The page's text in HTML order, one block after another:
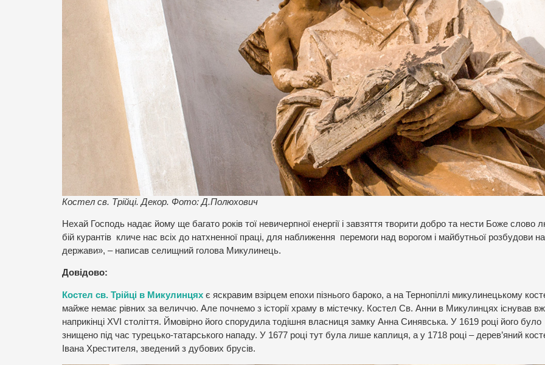
Костел св. Трійці. Декор. Фото: Д.Полюхович
Нехай Господь надає йому ще багато років тої невичерпної енергії і завзяття творити добро та нести Боже слово
бій курантів кличе нас всіх до натхненної праці, для наближення перемоги над ворогом і майбутньої розбудови
держави», – написав селищний голова Микулинець.
Довідово:
Костел св. Трійці в Микулинцях є яскравим взірцем епохи пізнього бароко, а на Тернопіллі микулинецькому
майже немає рівних за величчю. Але почнемо з історії храму в містечку. Костел Св. Анни в Микулинцях існував
наприкінці XVI століття. Ймовірно його спорудила тодішня власниця замку Анна Синявська. У 1619 році його було
знищено під час турецько-татарського нападу. У 1677 році тут була лише каплиця, а у 1718 році – дерев’яний
Івана Хрестителя, зведений з дубових брусів.